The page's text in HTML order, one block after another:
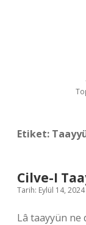
Etiket:
Cilve-I
Tarih: Eylül 14, 2024
Lâ taayyün ne